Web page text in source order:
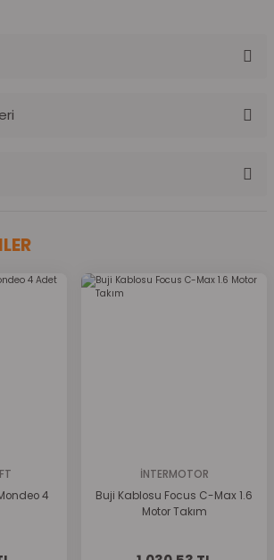
noktaları öneri formunu kullanarak
teşekkür ederiz.
4
İNTERMOTOR
Buji Kablosu Focus C-Max 1.6
Motor Takım